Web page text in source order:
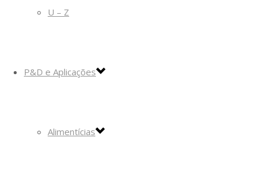
U – Z
P&D e Aplicações
Alimentícias